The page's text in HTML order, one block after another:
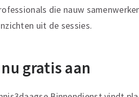
die nauw
uit de sessies.
gratis aan